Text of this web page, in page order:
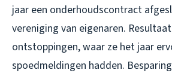
jaar een onderhoudscontract
vereniging van eigenaren.
ontstoppingen, waar ze het jaar
spoedmeldingen hadden.